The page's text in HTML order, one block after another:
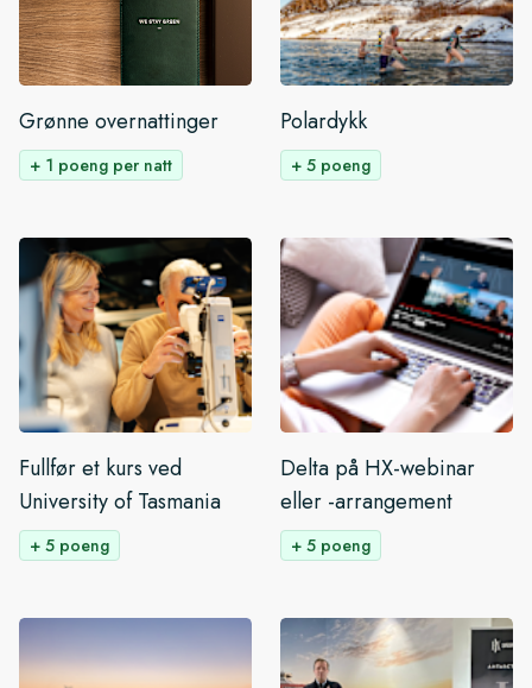
Grønne overnattinger
+ 1 poeng per natt
Polardykk
+ 5 poeng
Fullfør et kurs ved
University of Tasmania
+ 5 poeng
Delta på HX-webinar
eller -arrangement
+ 5 poeng